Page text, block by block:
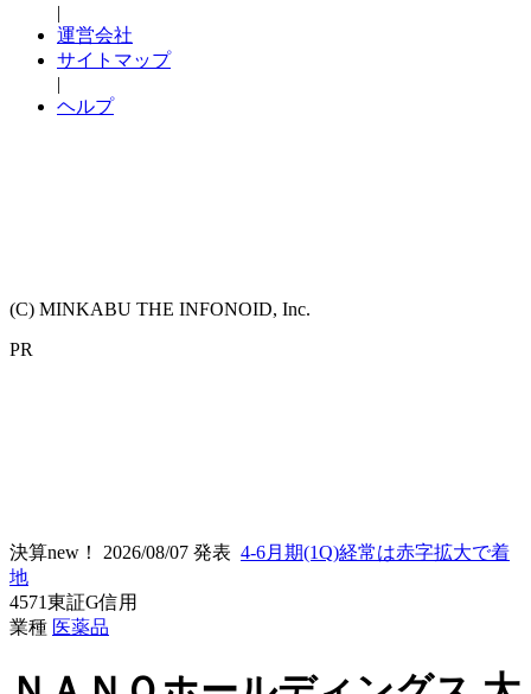
|
運営会社
サイトマップ
|
ヘルプ
(C) MINKABU THE INFONOID, Inc.
PR
決算new！ 2026/08/07 発表 4-6月期(1Q)経常は赤字拡大で着
地
4571東証G信用
業種 医薬品